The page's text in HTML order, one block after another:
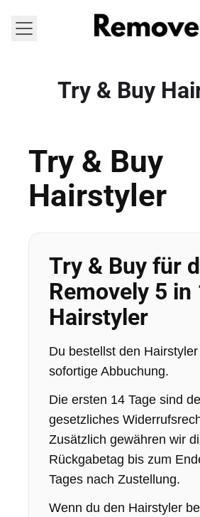
MENÚ
Try & Buy
Try & Buy
Hairstyler
Try & Buy für
Removely 5 in
Hairstyler
Du bestellst den
sofortige Abbuchung.
Die ersten 14 Tage sind
gesetzliches
Zusätzlich gewähren wir
Rückgabetag bis zum
Tages nach Zustellung.
Wenn du den Hairstyler